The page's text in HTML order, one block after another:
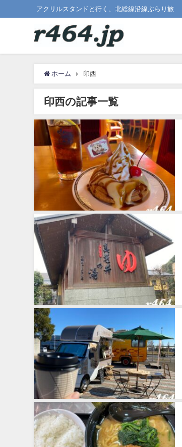
アクリルスタンドと行く、北総線沿線ぶらり旅
ホーム 印西
印西の記事一覧